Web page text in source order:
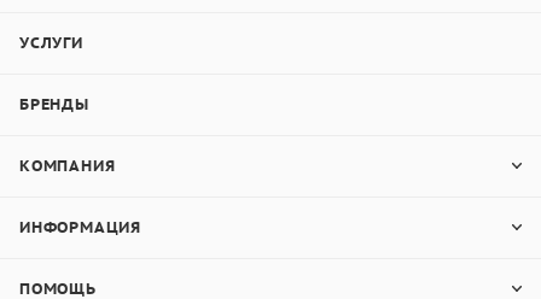
УСЛУГИ
БРЕНДЫ
КОМПАНИЯ
ИНФОРМАЦИЯ
ПОМОЩЬ